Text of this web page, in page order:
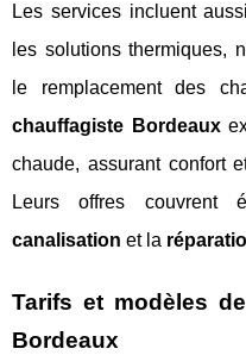
Les services incluent
les solutions thermiques,
le remplacement des
chauffagiste Bordeaux
chaude, assurant confort
Leurs offres couvrent
canalisation et la
Tarifs et modèles
Bordeaux